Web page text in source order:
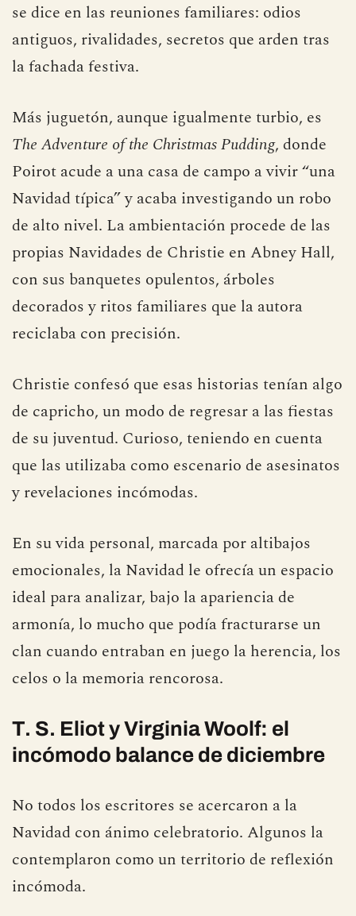
es cuestión de tiempo. Christie aprovecha la
estampa navideña para mostrar todo lo que no
se dice en las reuniones familiares: odios
la fachada festiva.
Más juguetón, aunque igualmente turbio, es
The Adventure of the Christmas Pudding , donde
Poirot acude a una casa de campo a vivir “una
Navidad típica” y acaba investigando un robo
de alto nivel. La ambientación procede de las
propias Navidades de Christie en Abney Hall,
con sus banquetes opulentos, árboles
reciclaba con precisión.
Christie confesó que esas historias tenían algo
de capricho, un modo de regresar a las fiestas
de su juventud. Curioso, teniendo en cuenta
y revelaciones incómodas.
En su vida personal, marcada por altibajos
emocionales, la Navidad le ofrecía un espacio
ideal para analizar, bajo la apariencia de
armonía, lo mucho que podía fracturarse un
celos o la memoria rencorosa.
incómodo balance de diciembre
No todos los escritores se acercaron a la
Navidad con ánimo celebratorio. Algunos la